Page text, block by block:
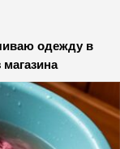
одежду в